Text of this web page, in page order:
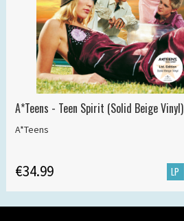
A*Teens - Teen Spirit (Solid Beige Vinyl)
A*Teens
€34.99 LP